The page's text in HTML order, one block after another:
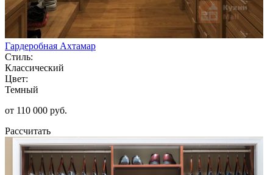
Гардеробная Ахтамар
Стиль:
Классический
Цвет:
Темный
от 110 000 руб.
Рассчитать